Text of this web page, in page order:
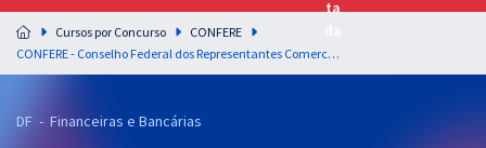
Preparação completa e intensiva para as principais
residências em saúde do Brasil
Cursos por Concurso
CONFERE
CONFERE - Conselho Federal dos Representantes Comerciais - Orçamento e Contabilidade Pública para o cargo de Contador - Professores: Anderson Ferreira e Claudio Zorzo
DF - Financeiras e Bancárias